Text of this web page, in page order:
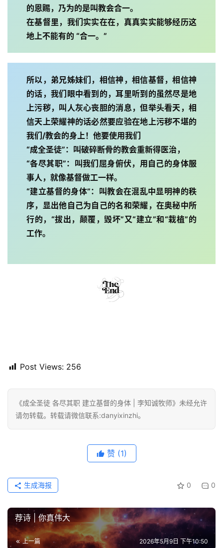
的恩赐，乃为的是叫教会合一。
在基督里，我们实实在在，真真实实能够经历这
地上不能有的 “合一。”
所以，弟兄姊妹们，相信神，相信基督，相信神
的话，我们眼中看到的，耳里听到的虽然尽是地
上污秽，叫人灰心丧胆的消息，但举头看天，相
信天上荣耀神的话必然要应验在地上污秽不堪的
我们/教会的身上！他要使用我们
“成全圣徒”：叫破碎断骨的教会重新得医治，
“各尽其职”：叫我们屈身俯伏，用自己的身体服
事人，就像基督做工一样。
“建立基督的身体”：叫教会在混乱中显明神的秩
序，显出他自己为自己的名和荣耀，在奥秘中所
行的，“拔出，颠覆，毁坏”又“建立”和“栽植”的
工作。
Post Views: 256
《成全圣徒 各尽其职 建立基督的身体 | 李知诚牧师》未经允许
请勿转载。转载请微信联系:danyixinzhi。
赞 (1)
0 0
生成海报
荐诗 | 你真伟大
上一篇 2026年5月9日 下午10:50